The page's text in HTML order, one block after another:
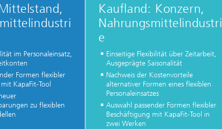
im Personaleinsatz,
Formen flexibler
KapaFit-Tool
zu flexiblen
Kaufland: Konzern,
Nahrungsmittelindustri
e
Einseitige Flexibilität über Zeitarbeit,
Ausgeprägte Saisonalität
Nachweis der Kostenvorteile
alternativer Formen eines flexiblen
Personaleinsatzes
Auswahl passender Formen flexibler
Beschäftigung mit KapaFit-Tool in
zwei Werken